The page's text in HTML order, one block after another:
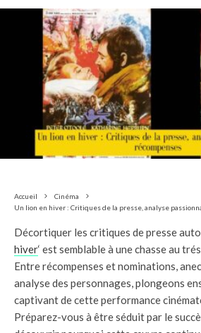
Accueil
Cinéma
Un lion en hiver : Critiques de la presse, analyse
Décortiquer les critiques de presse
hiver‘ est semblable à une chasse au
Entre récompenses et nominations,
analyse des personnages, plongeons
captivant de cette performance
Préparez-vous à être séduit par le